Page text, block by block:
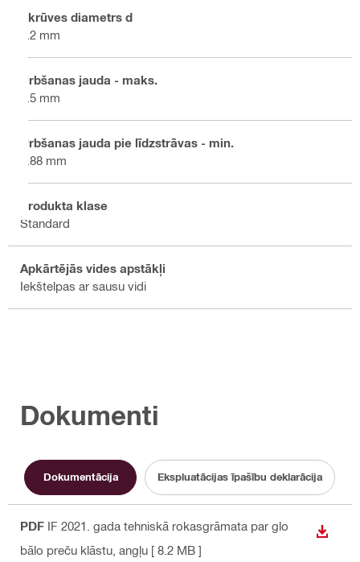
Skrūves diametrs d
4.2 mm
Urbšanas jauda - maks.
2.5 mm
Urbšanas jauda pie līdzstrāvas - min.
0.88 mm
Produkta klase
Standard
Apkārtējās vides apstākļi
Iekštelpas ar sausu vidi
Dokumenti
Dokumentācija Ekspluatācijas īpašību deklarācija
PDF IF 2021. gada tehniskā rokasgrāmata par glo
bālo preču klāstu , angļu [ 8.2 MB ]